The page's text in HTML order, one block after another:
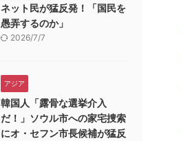
ネット民が猛反発！「国民を
愚弄するのか」
2026/7/7
アジア
韓国人「露骨な選挙介入
だ！」ソウル市への家宅捜索
にオ・セフン市長候補が猛反